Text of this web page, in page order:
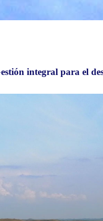
integral para el